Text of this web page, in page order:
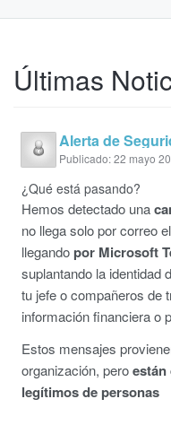
Últimas
¿Qué está pasando?
Hemos detectado una
no llega solo por correo
llegandopor Microsoft
suplantando la
tu jefe o compañeros de
información financiera o
Estos mensajes
organización, peroestán
legítimos de personas